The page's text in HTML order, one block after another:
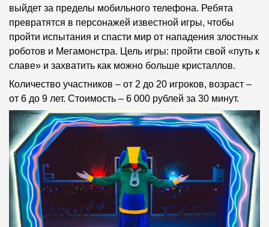
выйдет за пределы мобильного телефона. Ребята
превратятся в персонажей известной игры, чтобы
пройти испытания и спасти мир от нападения злостных
роботов и Мегамонстра. Цель игры: пройти свой «путь к
славе» и захватить как можно больше кристаллов.
Количество участников – от 2 до 20 игроков, возраст –
от 6 до 9 лет. Стоимость – 6 000 рублей за 30 минут.